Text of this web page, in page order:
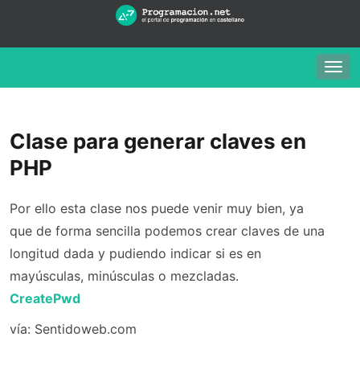
Clase para generar claves en
PHP
Por ello esta clase nos puede venir muy bien, ya
que de forma sencilla podemos crear claves de una
longitud dada y pudiendo indicar si es en
mayúsculas, minúsculas o mezcladas.
CreatePwd
vía: Sentidoweb.com